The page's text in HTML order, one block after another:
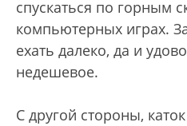
спускаться по горным
компьютерных играх.
ехать далеко, да и
недешевое.
С другой стороны,